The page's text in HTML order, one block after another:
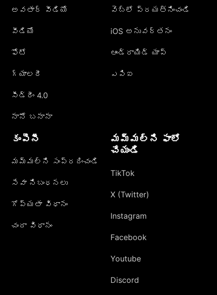
అవతార్ వీడియో
వీడియో
ఫోటో
గ్యాలరీ
సీడ్రీం 4.0
నానో బనానా
వెబ్లో ప్రయత్నించండి
iOS అనువర్తనం
ఆండ్రాయిడ్ యాప్
ఎపిఐ
కంపెనీ
మమ్మల్ని సంప్రదించండి
సేవా నిబంధనలు
గోప్యతా విధానం
చందా విధానం
మమ్మల్ని ఫాలో
చేయండి
TikTok
X (Twitter)
Instagram
Facebook
Youtube
Discord